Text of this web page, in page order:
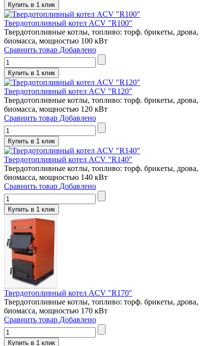
Купить в 1 клик
Твердотопливный котел ACV "R100"
Твердотопливные котлы, топливо: торф. брикеты, дрова,
биомасса, мощностью 100 кВт
Сравнить товар Добавлено
Купить в 1 клик
Твердотопливный котел ACV "R120"
Твердотопливные котлы, топливо: торф. брикеты, дрова,
биомасса, мощностью 120 кВт
Сравнить товар Добавлено
Купить в 1 клик
Твердотопливный котел ACV "R140"
Твердотопливные котлы, топливо: торф. брикеты, дрова,
биомасса, мощностью 140 кВт
Сравнить товар Добавлено
Купить в 1 клик
Твердотопливный котел ACV "R170"
Твердотопливные котлы, топливо: торф. брикеты, дрова,
биомасса, мощностью 170 кВт
Сравнить товар Добавлено
Купить в 1 клик